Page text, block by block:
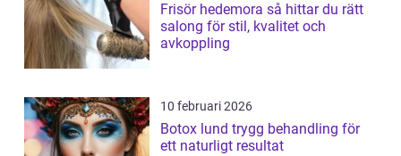
Frisör hedemora så hittar du rätt
salong för stil, kvalitet och
avkoppling
10 februari 2026
Botox lund trygg behandling för
ett naturligt resultat